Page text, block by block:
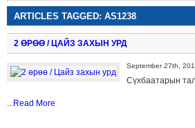
ARTICLES TAGGED: AS1238
2 ӨРӨӨ / ЦАЙЗ ЗАХЫН УРД
September 27th,
Сүхбаатарын
...Read More